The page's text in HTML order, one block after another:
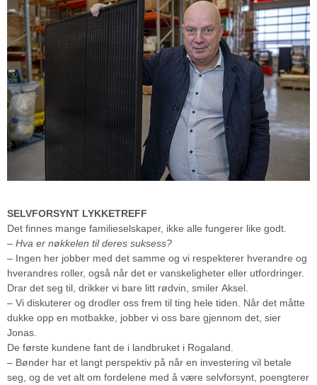
SELVFORSYNT LYKKETREFF
Det finnes mange familieselskaper, ikke alle fungerer like godt.
– Hva er nøkkelen til deres suksess?
– Ingen her jobber med det samme og vi respekterer hverandre og
hverandres roller, også når det er vanskeligheter eller utfordringer.
Drar det seg til, drikker vi bare litt rødvin, smiler Aksel.
– Vi diskuterer og drodler oss frem til ting hele tiden. Når det måtte
dukke opp en motbakke, jobber vi oss bare gjennom det, sier
Jonas.
De første kundene fant de i landbruket i Rogaland.
– Bønder har et langt perspektiv på når en investering vil betale
seg, og de vet alt om fordelene med å være selvforsynt, poengterer